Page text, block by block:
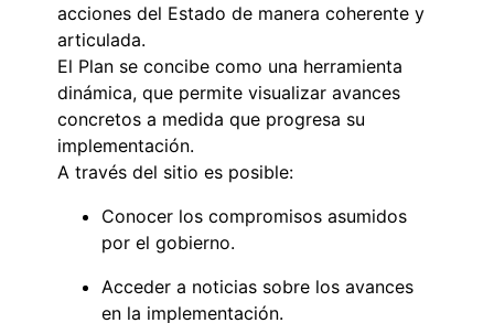
acciones del Estado de manera coherente y
articulada.
El Plan se concibe como una herramienta
dinámica, que permite visualizar avances
concretos a medida que progresa su
implementación.
A través del sitio es posible:
Conocer los compromisos asumidos
por el gobierno.
Acceder a noticias sobre los avances
en la implementación.